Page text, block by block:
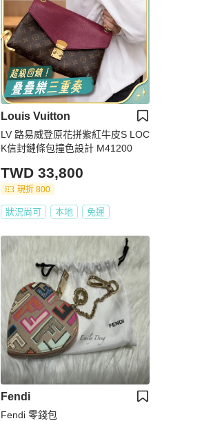
Louis Vuitton
LV 路易威登原花拼紫紅牛皮S LOC
K信封鏈條包撞色設計 M41200
TWD 33,800
現折 800
狀況尚可 本地 免運
Fendi
Fendi 零錢包